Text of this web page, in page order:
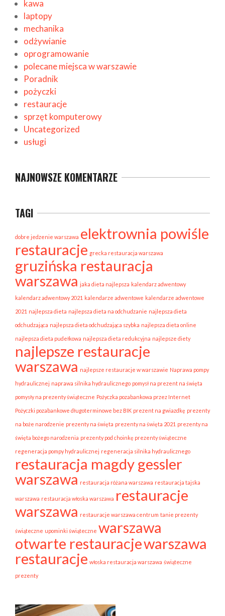
kawa
laptopy
mechanika
odżywianie
oprogramowanie
polecane miejsca w warszawie
Poradnik
pożyczki
restauracje
sprzęt komputerowy
Uncategorized
usługi
NAJNOWSZE KOMENTARZE
TAGI
dobre jedzenie warszawa elektrownia powiśle
restauracje grecka restauracja warszawa
gruzińska restauracja
warszawa jaka dieta najlepsza kalendarz adwentowy
kalendarz adwentowy 2021 kalendarze adwentowe kalendarze adwentowe
2021 najlepsza dieta najlepsza dieta na odchudzanie najlepsza dieta
odchudzająca najlepsza dieta odchudzająca szybka najlepsza dieta online
najlepsza dieta pudełkowa najlepsza dieta redukcyjna najlepsze diety
najlepsze restauracje
warszawa najlepsze restauracje w warszawie Naprawa pompy
hydraulicznej naprawa silnika hydraulicznego pomysł na prezent na święta
pomysły na prezenty świąteczne Pożyczka pozabankowa przez Internet
Pożyczki pozabankowe długoterminowe bez BIK prezent na gwiazdkę prezenty
na boże narodzenie prezenty na święta prezenty na święta 2021 prezenty na
święta bożego narodzenia prezenty pod choinkę prezenty świąteczne
regeneracja pompy hydraulicznej regeneracja silnika hydraulicznego
restauracja magdy gessler
warszawa restauracja różana warszawa restauracja tajska
warszawa restauracja włoska warszawa restauracje
warszawa restauracje warszawa centrum tanie prezenty
świąteczne upominki świąteczne warszawa
otwarte restauracjewarszawa
restauracje włoska restauracja warszawa świąteczne
prezenty